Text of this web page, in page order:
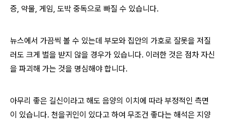
증, 약물, 게임, 도박 중독으로 빠질 수 있습니다.
뉴스에서 가끔씩 볼 수 있는데 부모와 집안의 가호로 잘못을 저질
러도 크게 벌을 받지 않을 경우가 있습니다. 이러한 것은 점차 자신
을 파괴해 가는 것을 명심해야 합니다.
아무리 좋은 길신이라고 해도 음양의 이치에 따라 부정적인 측면
이 있습니다. 천을귀인이 있다고 하여 무조건 좋다는 해석은 지양